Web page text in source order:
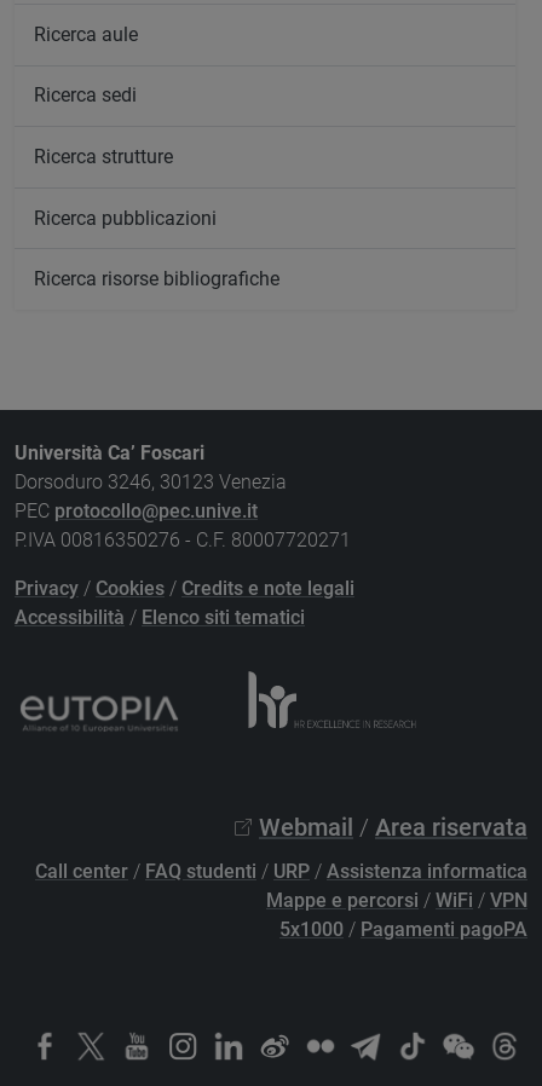
Ricerca aule
Ricerca sedi
Ricerca strutture
Ricerca pubblicazioni
Ricerca risorse bibliografiche
Università Ca’ Foscari
Dorsoduro 3246, 30123 Venezia
PEC protocollo@pec.unive.it
P.IVA 00816350276 - C.F. 80007720271
Privacy / Cookies / Credits e note legali
Accessibilità / Elenco siti tematici
Webmail / Area riservata
Call center / FAQ studenti / URP / Assistenza informatica
Mappe e percorsi / WiFi / VPN
5x1000 / Pagamenti pagoPA